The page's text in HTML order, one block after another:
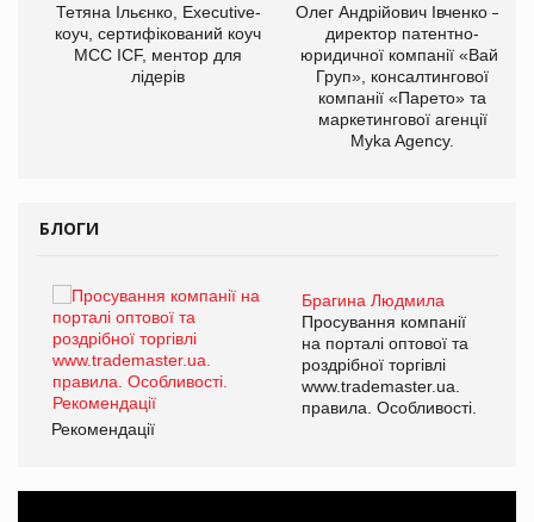
Тетяна Ільєнко, Executive-
коуч, сертифікований коуч
МСС ICF, ментор для
лідерів
Олег Андрійович Івченко —
директор патентно-
юридичної компанії «Вайз
Груп», консалтингової
компанії «Парето» та
маркетингової агенції
Myka Agency.
БЛОГИ
Брагина Людмила
Просування компанії
на порталі оптової та
роздрібної торгівлі
www.trademaster.ua.
правила. Особливості.
Рекомендації